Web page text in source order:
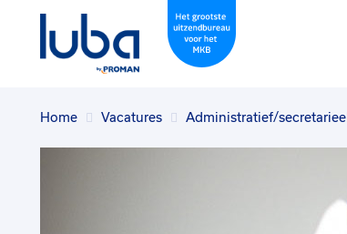
Home Vacatures Administratief/secretarieel